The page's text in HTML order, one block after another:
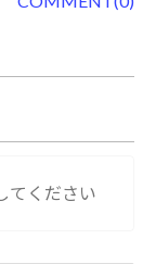
てください